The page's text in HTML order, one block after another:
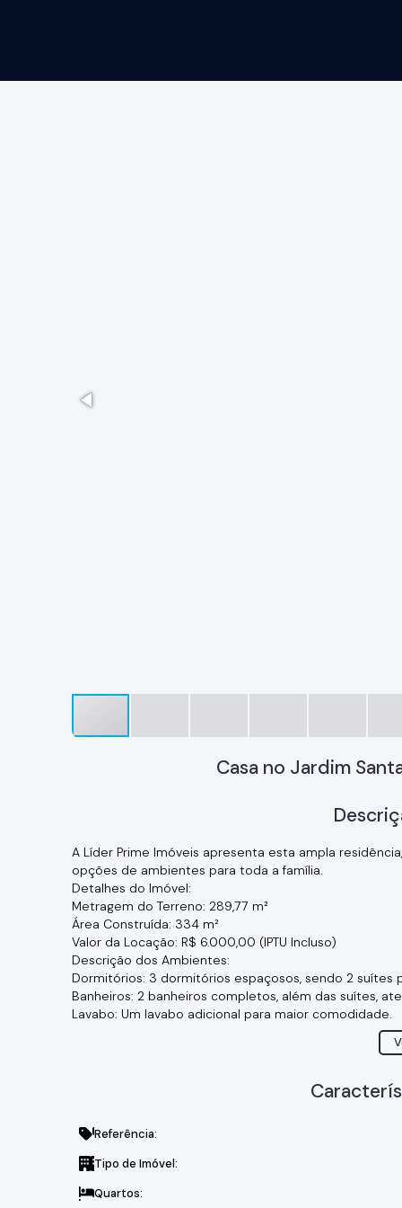
Casa no Jardim
A Líder Prime Imóveis apresenta esta ampla
opções de ambientes para toda a família.
Detalhes do Imóvel:
Metragem do Terreno: 289,77 m²
Área Construída: 334 m²
Valor da Locação: R$ 6.000,00 (IPTU Incluso)
Descrição dos Ambientes:
Dormitórios: 3 dormitórios espaçosos, sendo 2
Banheiros: 2 banheiros completos, além das suítes,
Lavabo: Um lavabo adicional para maior comodidade.
Sala de Estar: Ambiente acolhedor para receber
Sala de Jantar: Espaço dedicado para refeições e
Home Office: Ambiente reservado e tranquilo,
Cozinhas: 2 cozinhas, oferecendo flexibilidade e
Quintal Grande: Amplo quintal, ideal para atividades
estimação.
Garagem: Vasta garagem com capacidade para 7
Referência:
Tipo de Imóvel:
Quartos: